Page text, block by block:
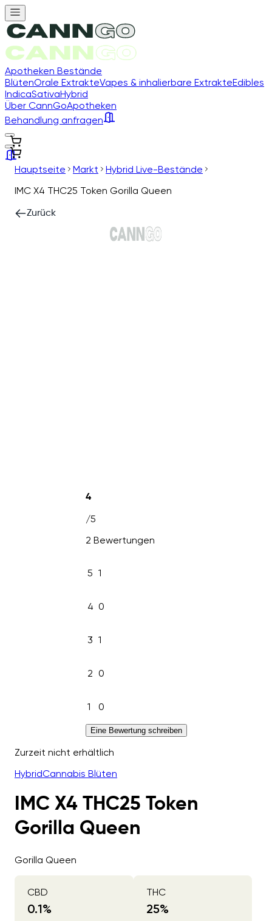
Apotheken Bestände
BlütenOrale ExtrakteVapes & inhalierbare ExtrakteEdibles
IndicaSativaHybrid
Über CannGoApotheken
Behandlung anfragen
Hauptseite Markt
Hybrid Live-Bestände
IMC X4 THC25 Token Gorilla Queen
Zurück
4
/5
2 Bewertungen
5 1
4 0
3 1
2 0
1 0
Eine Bewertung schreiben
Zurzeit nicht erhältlich
HybridCannabis Blüten
IMC X4 THC25 Token
Gorilla Queen
Gorilla Queen
CBD
0.1%
THC
25%